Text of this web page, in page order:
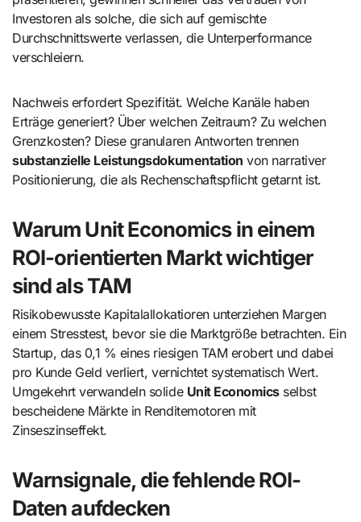
Investoren als solche, die sich auf gemischte
Durchschnittswerte verlassen, die Unterperformance
verschleiern.
Nachweis erfordert Spezifität. Welche Kanäle haben
Erträge generiert? Über welchen Zeitraum? Zu welchen
Grenzkosten? Diese granularen Antworten trennen
substanzielle Leistungsdokumentation von narrativer
Positionierung, die als Rechenschaftspflicht getarnt ist.
Warum Unit Economics in einem
ROI-orientierten Markt wichtiger
sind als TAM
Risikobewusste Kapitalallokatioren unterziehen Margen
einem Stresstest, bevor sie die Marktgröße betrachten. Ein
Startup, das 0,1 % eines riesigen TAM erobert und dabei
pro Kunde Geld verliert, vernichtet systematisch Wert.
Umgekehrt verwandeln solide Unit Economicsselbst
bescheidene Märkte in Renditemotoren mit
Zinseszinseffekt.
Warnsignale, die fehlende ROI-
Daten aufdecken